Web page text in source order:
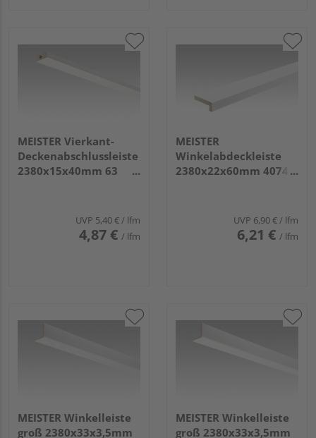
MEISTER Vierkant-
Deckenabschlussleiste
2380x15x40mm 63
UVP 5,40 €/ lfm
4,87 € / lfm
MEISTER
Winkelabdeckleiste
2380x22x60mm 4074
UVP 6,90 €/ lfm
6,21 € / lfm
MEISTER Winkelleiste
groß 2380x33x3,5mm
MEISTER Winkelleiste
groß 2380x33x3,5mm